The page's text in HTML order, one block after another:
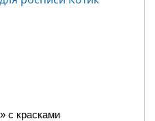
с красками